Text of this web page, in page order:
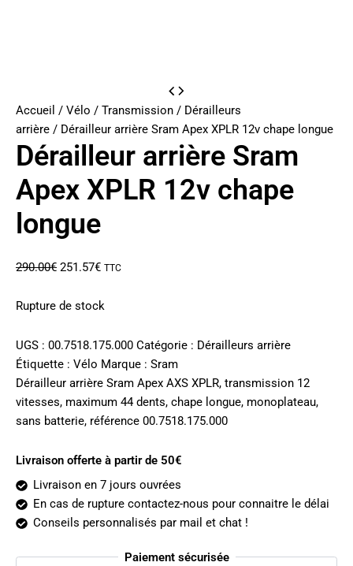
Accueil / Vélo / Transmission / Dérailleurs
arrière / Dérailleur arrière Sram Apex XPLR 12v chape longue
Dérailleur arrière Sram
Apex XPLR 12v chape
longue
290.00€ Le
initial
290.00€.
251.57€Le
actuel
251.57€.
TTC
Rupture de stock
UGS : 00.7518.175.000 Catégorie : Dérailleurs arrière
Étiquette : Vélo Marque : Sram
Dérailleur arrière Sram Apex AXS XPLR, transmission 12
vitesses, maximum 44 dents, chape longue, monoplateau,
sans batterie, référence 00.7518.175.000
Livraison offerte à partir de 50€
Livraison en 7 jours ouvrées
En cas de rupture contactez-nous pour connaitre le délai
Conseils personnalisés par mail et chat !
Paiement sécurisée